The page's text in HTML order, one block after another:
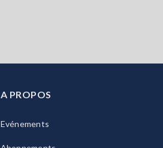
A PROPOS
Evénements